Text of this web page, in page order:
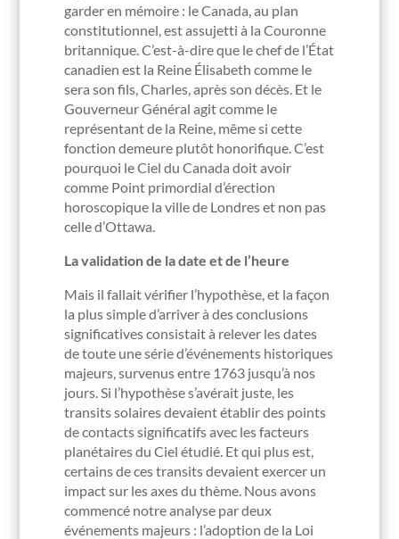
garder en mémoire : le Canada, au plan
constitutionnel, est assujetti à la Couronne
britannique. C’est-à-dire que le chef de l’État
canadien est la Reine Élisabeth comme le
sera son fils, Charles, après son décès. Et le
Gouverneur Général agit comme le
représentant de la Reine, même si cette
fonction demeure plutôt honorifique. C’est
pourquoi le Ciel du Canada doit avoir
comme Point primordial d’érection
horoscopique la ville de Londres et non pas
celle d’Ottawa.
La validation de la date et de l’heure
Mais il fallait vérifier l’hypothèse, et la façon
la plus simple d’arriver à des conclusions
significatives consistait à relever les dates
de toute une série d’événements historiques
majeurs, survenus entre 1763 jusqu’à nos
jours. Si l’hypothèse s’avérait juste, les
transits solaires devaient établir des points
de contacts significatifs avec les facteurs
planétaires du Ciel étudié. Et qui plus est,
certains de ces transits devaient exercer un
impact sur les axes du thème. Nous avons
commencé notre analyse par deux
événements majeurs : l’adoption de la Loi